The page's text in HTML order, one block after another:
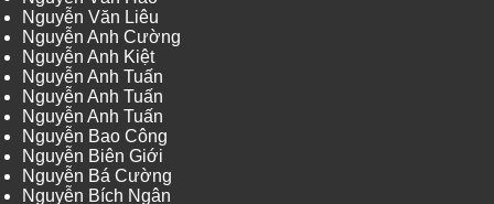
Nguyễn Văn Liêu
Nguyễn Anh Cường
Nguyễn Anh Kiệt
Nguyễn Anh Tuấn
Nguyễn Anh Tuấn
Nguyễn Anh Tuấn
Nguyễn Bao Công
Nguyễn Biên Giới
Nguyễn Bá Cường
Nguyễn Bích Ngân